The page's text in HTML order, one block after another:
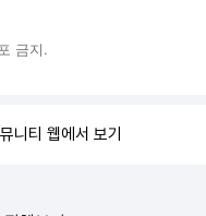
금지.
니티 웹에서 보기